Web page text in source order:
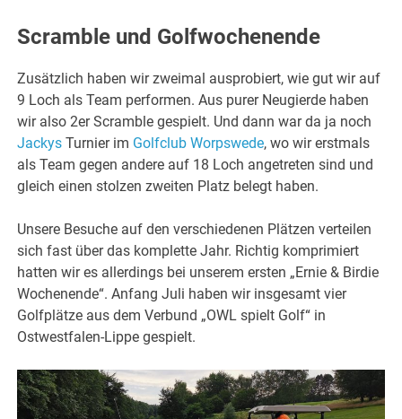
Scramble und Golfwochenende
Zusätzlich haben wir zweimal ausprobiert, wie gut wir auf
9 Loch als Team performen. Aus purer Neugierde haben
wir also 2er Scramble gespielt. Und dann war da ja noch
Jackys Turnier im Golfclub Worpswede, wo wir erstmals
als Team gegen andere auf 18 Loch angetreten sind und
gleich einen stolzen zweiten Platz belegt haben.
Unsere Besuche auf den verschiedenen Plätzen verteilen
sich fast über das komplette Jahr. Richtig komprimiert
hatten wir es allerdings bei unserem ersten „Ernie & Birdie
Wochenende“. Anfang Juli haben wir insgesamt vier
Golfplätze aus dem Verbund „OWL spielt Golf“ in
Ostwestfalen-Lippe gespielt.